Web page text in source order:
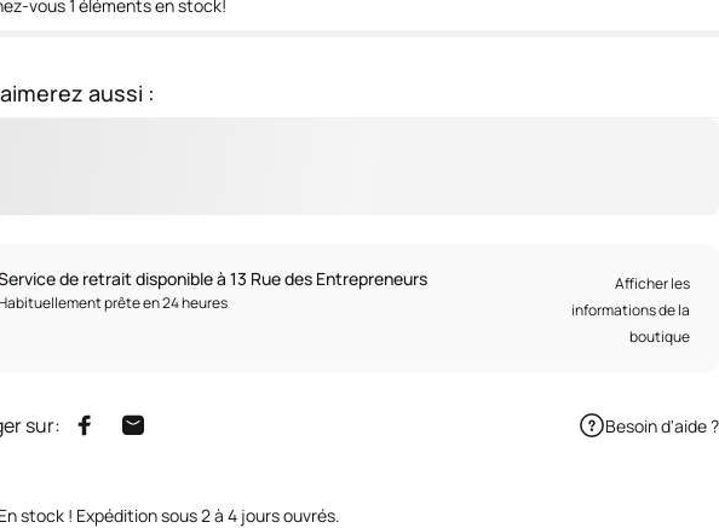
vous 1 éléments en stock!
aussi :
de retrait disponible à 13 Rue des Entrepreneurs
prête en 24 heures
Afficher les
informations de la
boutique
sur: Partager sur Facebook
Partager par Email Besoin d'aide ?
En stock ! Expédition sous 2 à 4 jours ouvrés.